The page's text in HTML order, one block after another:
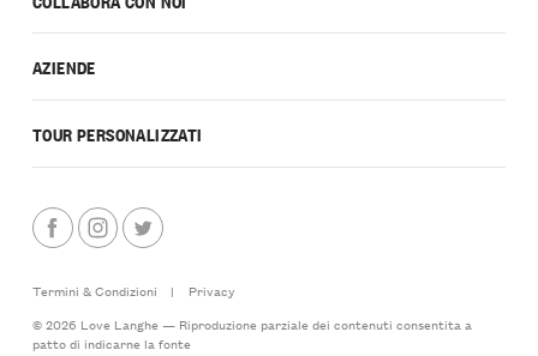
AZIENDE
TOUR PERSONALIZZATI
Termini & Condizioni |
Privacy
© 2026 Love Langhe — Riproduzione parziale dei contenuti consentita a
patto di indicarne la fonte